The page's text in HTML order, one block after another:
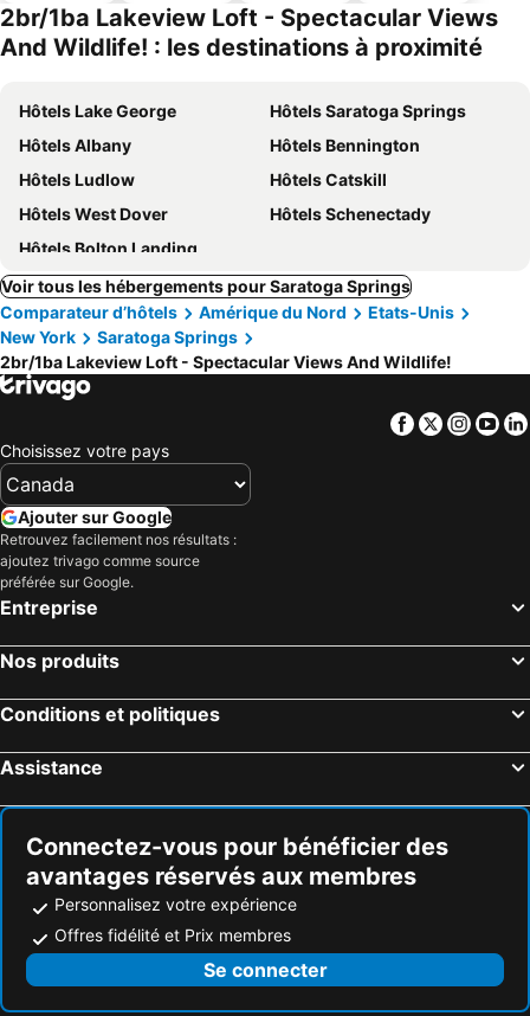
2br/1ba Lakeview Loft - Spectacular Views
And Wildlife! : les destinations à proximité
Hôtels Lake George
Hôtels Saratoga Springs
Hôtels Albany
Hôtels Bennington
Hôtels Ludlow
Hôtels Catskill
Hôtels West Dover
Hôtels Schenectady
Hôtels Bolton Landing
Voir tous les hébergements pour Saratoga Springs
Comparateur d’hôtels
Amérique du Nord
Etats-Unis
New York
Saratoga Springs
2br/1ba Lakeview Loft - Spectacular Views And Wildlife!
Facebook
Twitter
Choisissez votre pays
Ajouter sur Google
Retrouvez facilement nos résultats :
ajoutez trivago comme source
préférée sur Google.
Entreprise
Nos produits
Conditions et politiques
Assistance
Connectez-vous pour bénéficier des
avantages réservés aux membres
Personnalisez votre expérience
Offres fidélité et Prix membres
Se connecter